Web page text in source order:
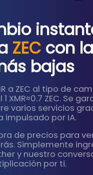
ZEC con
bajas
a ZEC al tipo de
XMR≈0.7 ZEC. Se
varios servicios
impulsado por IA.
de precios para
Simplemente
y nuestro
por ti.